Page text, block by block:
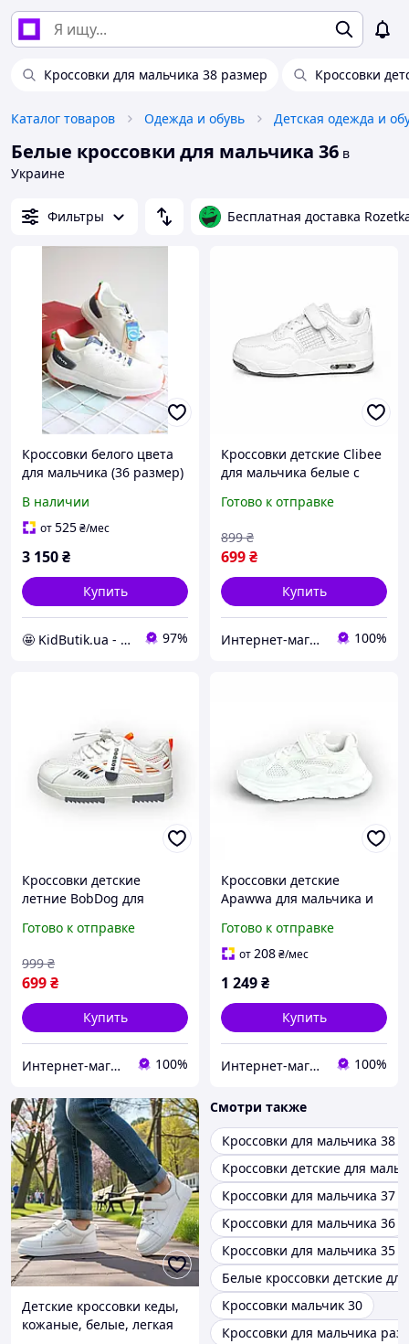
Кроссовки для мальчика 38 размер Кроссовки
Каталог товаров Одежда и обувь Детская одежда и
Белые кроссовки для мальчика 36 в
Украине
Фильтры Бесплатная доставка
Кроссовки белого цвета
для мальчика (36 размер)
В наличии
от525₴/мес
3 150₴
Купить
🤩 KidButik.ua - дитячий одяг та взуття! 🚀 Безкоштовна доставка! 97%
Кроссовки детские Clibee
для мальчика белые с
и шнуровке, легкие
(22.4 см)
Готово к отправке
699₴
899 ₴
Купить
Интернет-магазин детской одежды и обуви 100%
Кроссовки детские
летние BobDog для
шнуровка с фиксатором
Готово к отправке
699₴
999 ₴
Купить
Интернет-магазин детской одежды и обуви 100%
Кроссовки детские
Apawwa для мальчика и
липучке размер 36 (23.5
см)
Готово к отправке
от208₴/мес
1 249₴
Купить
Интернет-магазин детской одежды и обуви 100%
Детские кроссовки кеды,
кожаные, белые, легкая
Смотри также
Кроссовки для мальчика 38
Кроссовки детские для
Кроссовки для мальчика 37
Кроссовки для мальчика 36
Кроссовки для мальчика 35
Белые кроссовки детские
Кроссовки мальчик 30
Кроссовки для мальчика